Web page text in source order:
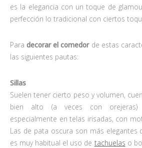
es la elegancia con un toque de
perfección lo tradicional con ciertos
Paradecorar el comedorde estas
las siguientes pautas:
Sillas
Suelen tener cierto peso y volumen,
bien alto (a veces con orejeras)
especialmente en telas irisadas, con
Las de pata oscura son más elegantes
es muy habitual el uso de tachuelas o